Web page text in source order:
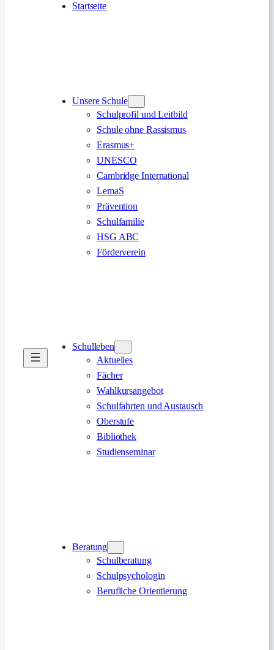
Startseite
Unsere Schule
Schulprofil und Leitbild
Schule ohne Rassismus
Erasmus+
UNESCO
Cambridge International
LemaS
Prävention
Schulfamilie
HSG ABC
Förderverein
Schulleben
Aktuelles
Fächer
Wahlkursangebot
Schulfahrten und Austausch
Oberstufe
Bibliothek
Studienseminar
Beratung
Schulberatung
Schulpsychologin
Berufliche Orientierung